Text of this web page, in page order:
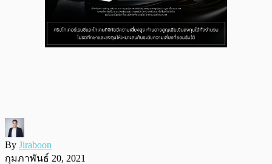
By Jiraboon
กุมภาพันธ์ 20, 2021